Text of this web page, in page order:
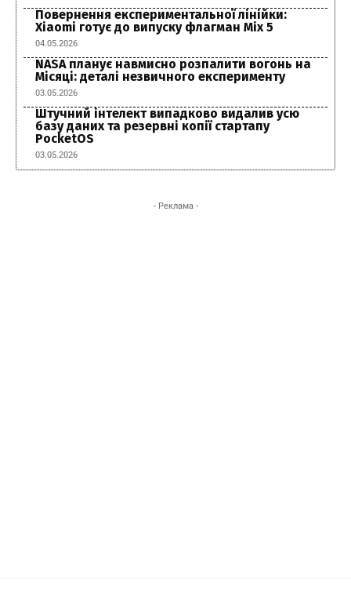
Повернення експериментальної лінійки:
Xiaomi готує до випуску флагман Mix 5
04.05.2026
NASA планує навмисно розпалити вогонь на
Місяці: деталі незвичного експерименту
03.05.2026
Штучний інтелект випадково видалив усю
базу даних та резервні копії стартапу
PocketOS
03.05.2026
- Реклама -